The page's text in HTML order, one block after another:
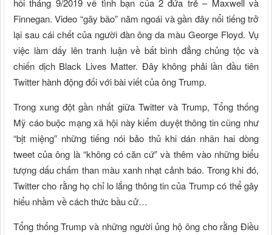
hồi tháng 9/2019 về tình bạn của 2 đứa trẻ – Maxwell và
Finnegan. Video “gây bão” năm ngoái và gần đây nổi tiếng trở
lại sau cái chết của người đàn ông da màu George Floyd. Vụ
việc làm dấy lên tranh luận về bất bình đẳng chủng tộc và
chiến dịch Black Lives Matter. Đây không phải lần đầu tiên
Twitter hành động đối với bài viết của ông Trump.
Trong xung đột gần nhất giữa Twitter và Trump, Tổng thống
Mỹ cáo buộc mạng xã hội này kiểm duyệt thông tin cũng như
“bịt miệng” những tiếng nói bảo thủ khi dán nhãn hai dòng
tweet của ông là “không có căn cứ” và thêm vào những biểu
tượng dấu chấm than màu xanh nhạt cảnh báo. Trong khi đó,
Twitter cho rằng họ chỉ lo lắng thông tin của Trump có thể gây
hiểu nhầm về cách thức bầu cử…
Tổng thống Trump và những người ủng hộ ông cho rằng Điều